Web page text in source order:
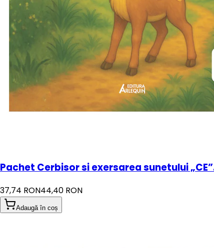
Pachet Cerbisor si exersarea sunetului
37,74 RON44,40 RON
Adaugă în coș